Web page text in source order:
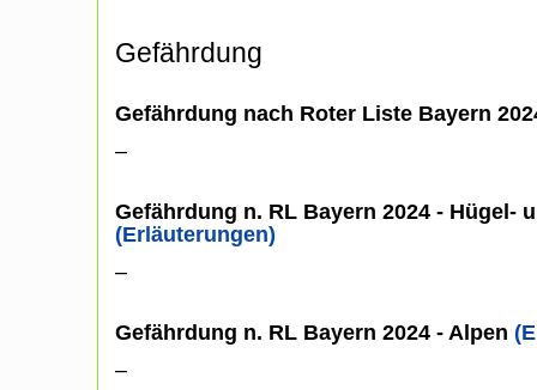
Gefährdung
Gefährdung nach Roter Liste Bayern
–
Gefährdung n. RL Bayern 2024 - Hügel-
(Erläuterungen)
–
Gefährdung n. RL Bayern 2024 - Alpen
–